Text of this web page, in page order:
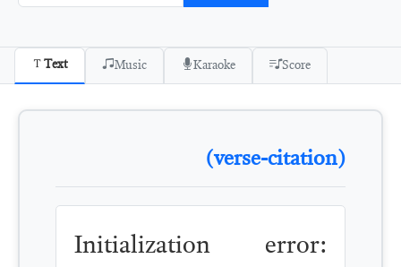
Text Music Karaoke Score
(verse-citation)
Initialization error: